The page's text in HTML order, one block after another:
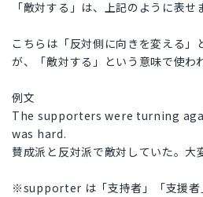
「敵対する」は、上記のように表せ
こちらは「反対側に向きを変える」
が、「敵対する」という意味で使わ
例文
The supporters were turning
was hard.
賛成派と反対派で敵対していた。大
※supporter は「支持者」「支援者